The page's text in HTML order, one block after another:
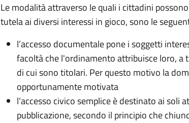
Le modalità attraverso le quali i cittadini
tutela ai diversi interessi in gioco, sono le
l’accesso documentale pone i soggetti
facoltà che l'ordinamento attribuisce loro, a
di cui sono titolari. Per questo motivo la
opportunamente motivata
l’accesso civico semplice è destinato ai
pubblicazione, secondo il principio che